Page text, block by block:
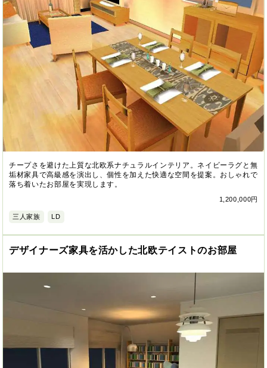
チープさを避けた上質な北欧系ナチュラルインテリア。ネイビーラグと無
垢材家具で高級感を演出し、個性を加えた快適な空間を提案。おしゃれで
落ち着いたお部屋を実現します。
1,200,000円
三人家族 LD
デザイナーズ家具を活かした北欧テイストのお部屋